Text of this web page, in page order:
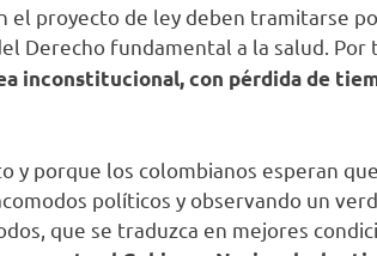
el proyecto de ley deben tramitarse
Derecho fundamental a la salud.
inconstitucional, con pérdida de
y porque los colombianos esperan
políticos y observando un
que se traduzca en mejores